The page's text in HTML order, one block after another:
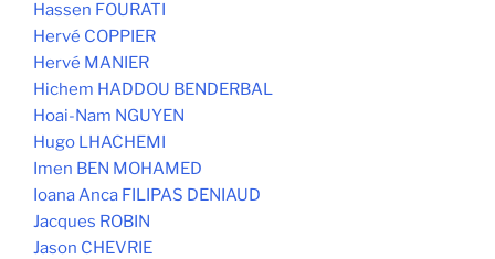
Hassen FOURATI
Hervé COPPIER
Hervé MANIER
Hichem HADDOU BENDERBAL
Hoai-Nam NGUYEN
Hugo LHACHEMI
Imen BEN MOHAMED
Ioana Anca FILIPAS DENIAUD
Jacques ROBIN
Jason CHEVRIE